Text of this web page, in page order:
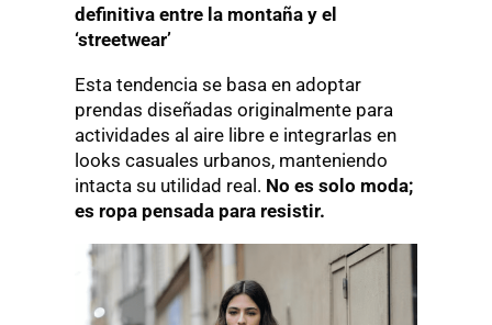
definitiva entre la montaña y el
‘streetwear’
Esta tendencia se basa en adoptar
prendas diseñadas originalmente para
actividades al aire libre e integrarlas en
looks casuales urbanos, manteniendo
intacta su utilidad real. No es solo moda;
es ropa pensada para resistir.